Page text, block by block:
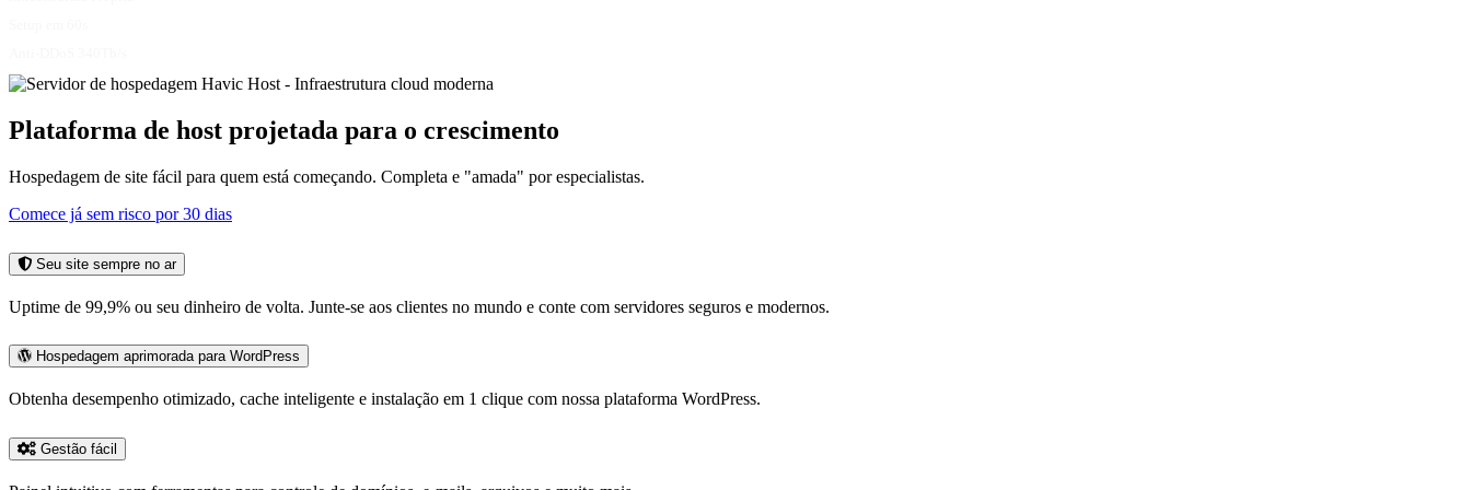
Plataforma de host projetada para o crescimento
Hospedagem de site fácil para quem está começando. Completa e "amada" por especialistas.
Comece já sem risco por 30 dias
Seu site sempre no ar
Uptime de 99,9% ou seu dinheiro de volta. Junte-se aos clientes no mundo e conte com servidores seguros e modernos.
Hospedagem aprimorada para WordPress
Obtenha desempenho otimizado, cache inteligente e instalação em 1 clique com nossa plataforma WordPress.
Gestão fácil